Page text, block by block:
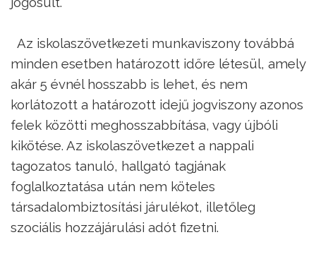
Az iskolaszövetkezeti munkaviszony továbbá
minden esetben határozott időre létesül, amely
akár 5 évnél hosszabb is lehet, és nem
korlátozott a határozott idejű jogviszony azonos
felek közötti meghosszabbítása, vagy újbóli
kikötése. Az iskolaszövetkezet a nappali
tagozatos tanuló, hallgató tagjának
foglalkoztatása után nem köteles
társadalombiztosítási járulékot, illetőleg
szociális hozzájárulási adót fizetni.